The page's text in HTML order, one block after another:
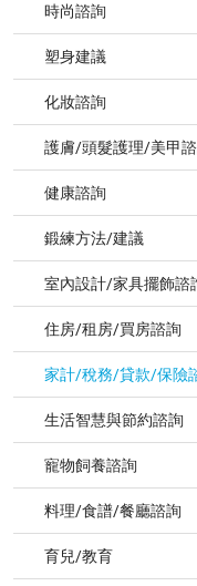
時尚諮詢
塑身建議
化妝諮詢
護膚/頭髮護理/美甲
健康諮詢
鍛練方法/建議
室內設計/家具擺飾諮
住房/租房/買房諮詢
家計/稅務/貸款/保險
生活智慧與節約諮詢
寵物飼養諮詢
料理/食譜/餐廳諮詢
育兒/教育